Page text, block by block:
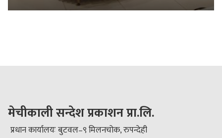
मेचीकाली सन्देश प्रकाशन प्रा.लि.
प्रधान कार्यालयः बुटवल–९ मिलनचोक, रुपन्देही